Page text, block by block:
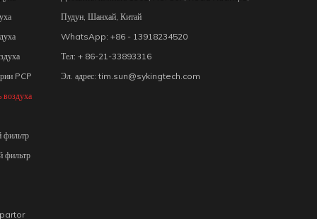
PCP
воздуха
фильтр
фильтр
Пудун, Шанхай, Китай
WhatsApp: +86 - 13918234520
Тел: + 86-21-33893316
Эл. адрес: tim.sun@sykingtech.com